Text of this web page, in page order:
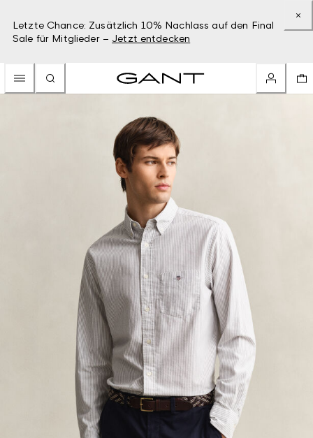
Letzte Chance: Zusätzlich 10% Nachlass auf den Final
Sale für Mitglieder – Jetzt entdecken